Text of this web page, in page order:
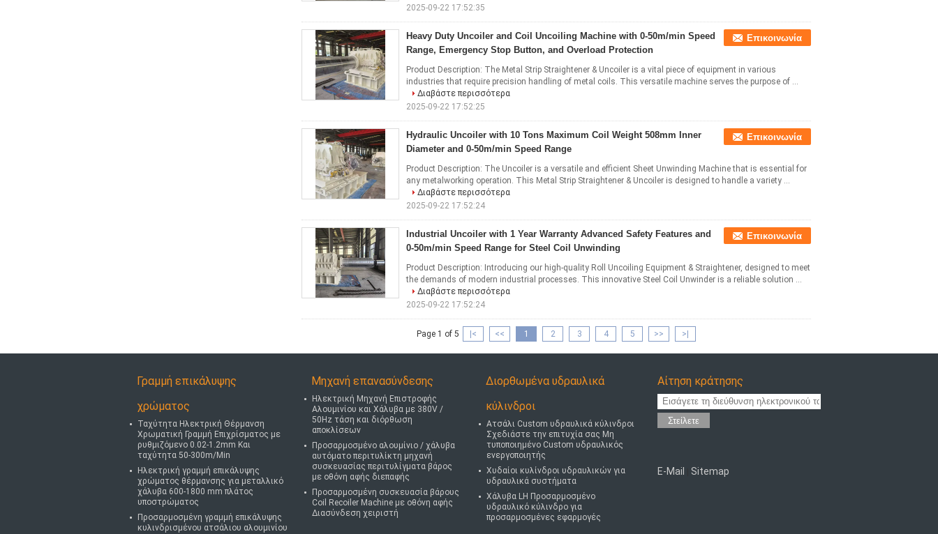
2025-09-22 17:52:35
Heavy Duty Uncoiler and Coil Uncoiling Machine with 0-50m/min Speed
Range, Emergency Stop Button, and Overload Protection
Επικοινωνία
Product Description: The Metal Strip Straightener & Uncoiler is a vital piece of equipment in various
industries that require precision handling of metal coils. This versatile machine serves the purpose of ...
Διαβάστε περισσότερα
2025-09-22 17:52:25
Hydraulic Uncoiler with 10 Tons Maximum Coil Weight 508mm Inner
Diameter and 0-50m/min Speed Range
Επικοινωνία
Product Description: The Uncoiler is a versatile and efficient Sheet Unwinding Machine that is essential for
any metalworking operation. This Metal Strip Straightener & Uncoiler is designed to handle a variety ...
Διαβάστε περισσότερα
2025-09-22 17:52:24
Industrial Uncoiler with 1 Year Warranty Advanced Safety Features and
0-50m/min Speed Range for Steel Coil Unwinding
Επικοινωνία
Product Description: Introducing our high-quality Roll Uncoiling Equipment & Straightener, designed to meet
the demands of modern industrial processes. This innovative Steel Coil Unwinder is a reliable solution ...
Διαβάστε περισσότερα
2025-09-22 17:52:24
Page 1 of 5 |< << 1 2 3 4 5 >> >|
Γραμμή επικάλυψης
χρώματος
Ταχύτητα Ηλεκτρική Θέρμανση
Χρωματική Γραμμή Επιχρίσματος με
ρυθμιζόμενο 0.02-1.2mm Και
ταχύτητα 50-300m/Min
Ηλεκτρική γραμμή επικάλυψης
χρώματος θέρμανσης για μεταλλικό
χάλυβα 600-1800 mm πλάτος
υποστρώματος
Προσαρμοσμένη γραμμή επικάλυψης
κυλινδρισμένου ατσάλιου αλουμινίου
Μηχανή επανασύνδεσης
Ηλεκτρική Μηχανή Επιστροφής
Αλουμινίου και Χάλυβα με 380V /
50Hz τάση και διόρθωση
αποκλίσεων
Προσαρμοσμένο αλουμίνιο / χάλυβα
αυτόματο περιτυλίκτη μηχανή
συσκευασίας περιτυλίγματα βάρος
με οθόνη αφής διεπαφής
Προσαρμοσμένη συσκευασία βάρους
Coil Recoiler Machine με οθόνη αφής
Διασύνδεση χειριστή
Διορθωμένα υδραυλικά
κύλινδροι
Ατσάλι Custom υδραυλικά κύλινδροι
Σχεδιάστε την επιτυχία σας Μη
τυποποιημένο Custom υδραυλικός
ενεργοποιητής
Χυδαίοι κυλίνδροι υδραυλικών για
υδραυλικά συστήματα
Χάλυβα LH Προσαρμοσμένο
υδραυλικό κύλινδρο για
προσαρμοσμένες εφαρμογές
Αίτηση κράτησης
Στείλετε
E-Mail Sitemap